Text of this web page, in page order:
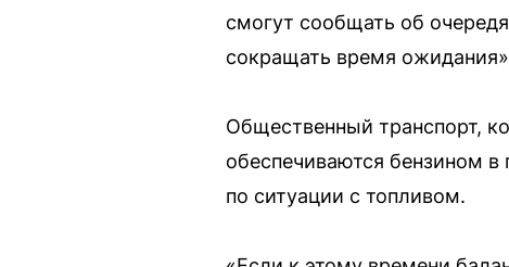
смогут сообщать об
сокращать время
Общественный транспорт,
обеспечиваются бензином
по ситуации с топливом.